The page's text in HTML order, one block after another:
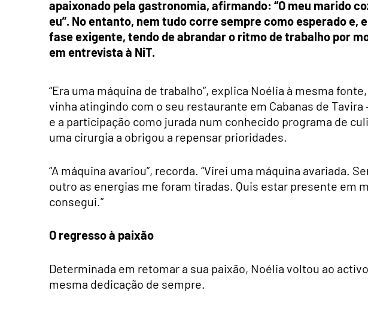
apaixonado pela gastronomia, afirmando: “O meu marido
eu”. No entanto, nem tudo corre sempre como esperado e,
fase exigente, tendo de abrandar o ritmo de trabalho por
em entrevista à NiT.
“Era uma máquina de trabalho”, explica Noélia à mesma
vinha atingindo com o seu restaurante em Cabanas de
e a participação como jurada num conhecido programa de
uma cirurgia a obrigou a repensar prioridades.
“A máquina avariou”, recorda. “Virei uma máquina avariada.
outro as energias me foram tiradas. Quis estar presente em
consegui.”
O regresso à paixão
Determinada em retomar a sua paixão, Noélia voltou ao
mesma dedicação de sempre.